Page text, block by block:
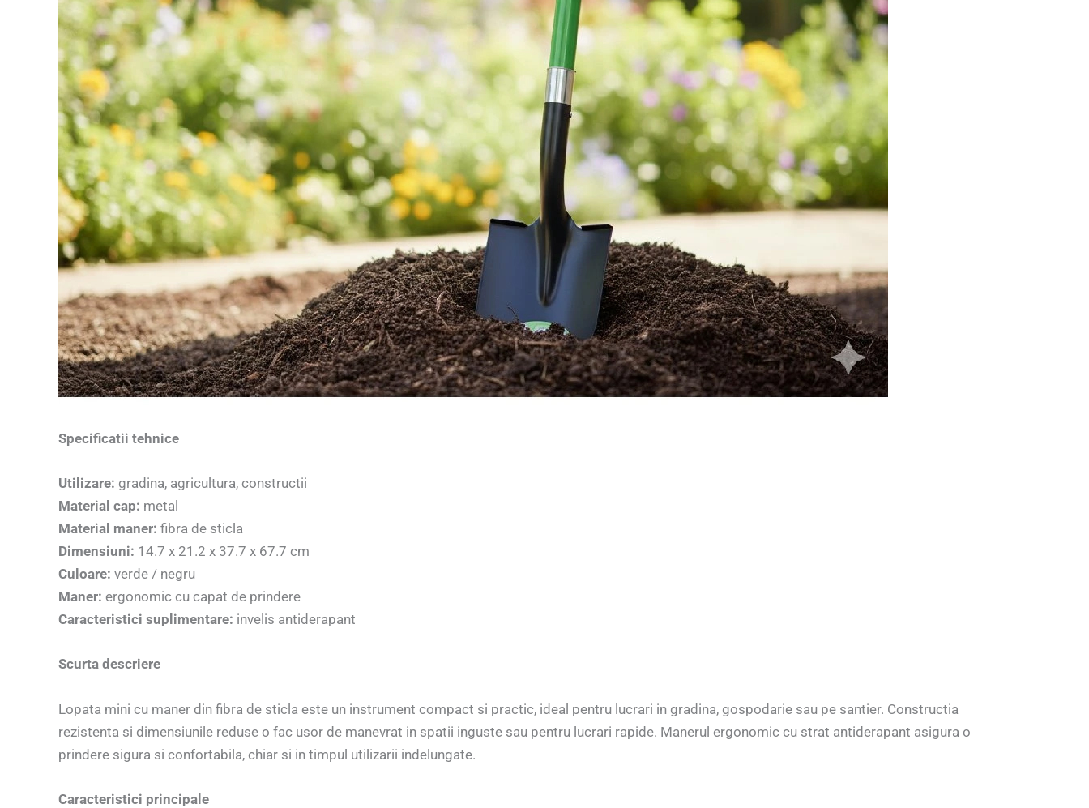
Specificatii tehnice
Utilizare: gradina, agricultura, constructii
Material cap: metal
Material maner: fibra de sticla
Dimensiuni: 14.7 x 21.2 x 37.7 x 67.7 cm
Culoare: verde / negru
Maner: ergonomic cu capat de prindere
Caracteristici suplimentare: invelis antiderapant
Scurta descriere
Lopata mini cu maner din fibra de sticla este un instrument compact si practic, ideal pentru lucrari in gradina, gospodarie sau pe santier. Constructia
rezistenta si dimensiunile reduse o fac usor de manevrat in spatii inguste sau pentru lucrari rapide. Manerul ergonomic cu strat antiderapant asigura o
prindere sigura si confortabila, chiar si in timpul utilizarii indelungate.
Caracteristici principale